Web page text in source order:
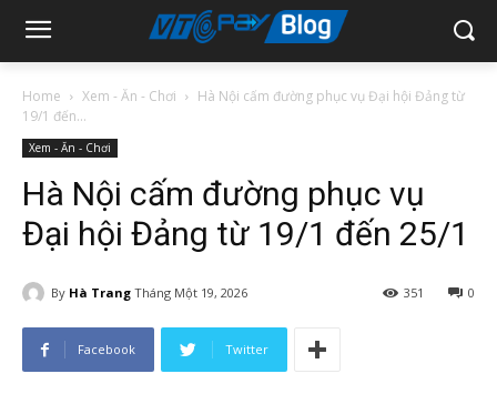
Home Xem - Ăn - Chơi
Hà Nội cấm đường phục vụ Đại hội Đảng từ
19/1 đến...
Xem - Ăn - Chơi
Hà Nội cấm đường phục vụ
Đại hội Đảng từ 19/1 đến 25/1
By Hà Trang Tháng Một 19, 2026 0
351
Facebook Twitter